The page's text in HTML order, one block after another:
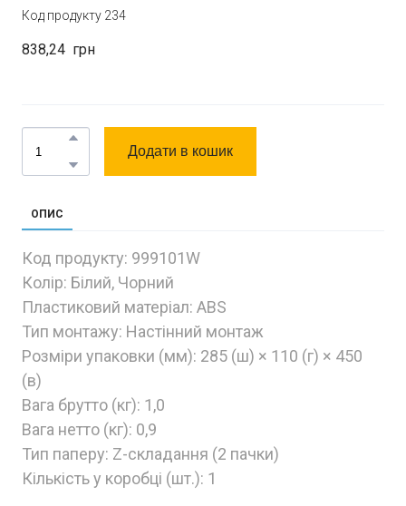
Код продукту 234
838,24  грн
Додати в кошик
ОПИС
Код продукту: 999101W
Колір: Білий, Чорний
Пластиковий матеріал: ABS
Тип монтажу: Настінний монтаж
Розміри упаковки (мм): 285 (ш) × 110 (г) × 450
(в)
Вага брутто (кг): 1,0
Вага нетто (кг): 0,9
Тип паперу: Z-складання (2 пачки)
Кількість у коробці (шт.): 1